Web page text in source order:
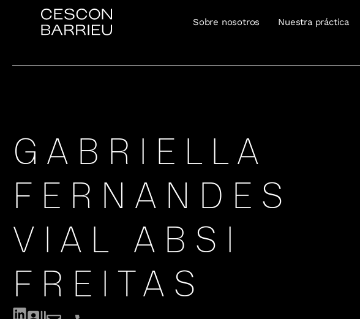
Sobre nosotros Nuestra práctica
GABRIELLA
FERNANDES
VIAL ABSI
FREITAS